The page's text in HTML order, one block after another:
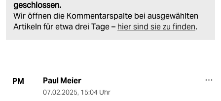
geschlossen.
Wir öffnen die Kommentarspalte bei ausgewählten
Artikeln für etwa drei Tage – hier sind sie zu finden.
PM Paul Meier
07.02.2025, 15:04 Uhr